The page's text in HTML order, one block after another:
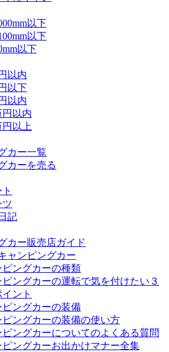
以下
以下
以下
以内
以下
以内
円以内
円以上
カー一覧
カーを売る
ツ
記
カー販売店ガイド
ャンピングカー
ピングカーの種類
ピングカーの運転で気を付けたい３
ント
ピングカーの装備
ピングカーの装備の使い方
ピングカーについてのよくある質問
ピングカーお出かけマナー全集